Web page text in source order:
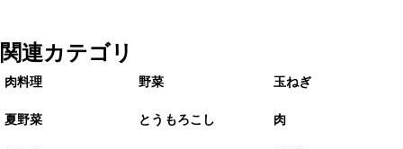
関連カテゴリ
肉料理 野菜 玉ねぎ
夏野菜 とうもろこし 肉